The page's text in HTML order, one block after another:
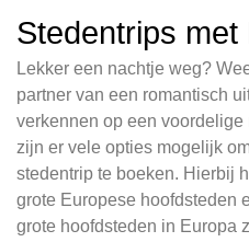
Stedentrips
Lekker een nachtje weg?
partner van een romantisch
verkennen op een voordelige
zijn er vele opties mogelijk
stedentrip te boeken. Hierbij
grote Europese hoofdsteden
grote hoofdsteden in Europa